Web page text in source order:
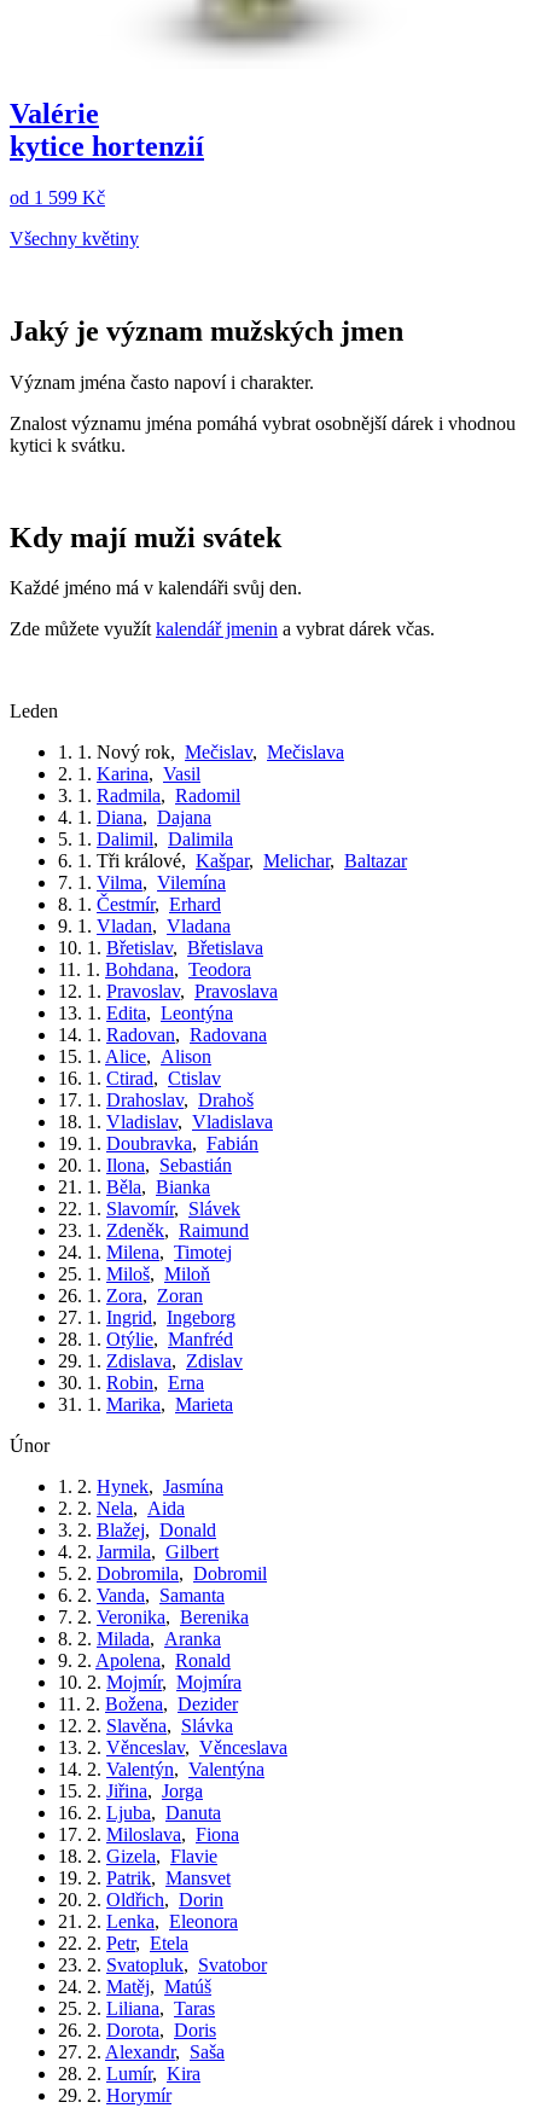
Valérie
kytice hortenzií
od 1 599 Kč
Všechny květiny
Jaký je význam mužských jmen
Význam jména často napoví i charakter.
Znalost významu jména pomáhá vybrat osobnější dárek i vhodnou
kytici k svátku.
Kdy mají muži svátek
Každé jméno má v kalendáři svůj den.
Zde můžete využítkalendář jmenin a vybrat dárek včas.
leden
1. 1. Nový rok, Mečislav, Mečislava
2. 1. Karina, Vasil
3. 1. Radmila, Radomil
4. 1. Diana, Dajana
5. 1. Dalimil, Dalimila
6. 1. Tři králové, Kašpar, Melichar, Baltazar
7. 1. Vilma, Vilemína
8. 1. Čestmír, Erhard
9. 1. Vladan, Vladana
10. 1. Břetislav, Břetislava
11. 1. Bohdana, Teodora
12. 1. Pravoslav, Pravoslava
13. 1. Edita, Leontýna
14. 1. Radovan, Radovana
15. 1. Alice, Alison
16. 1. Ctirad, Ctislav
17. 1. Drahoslav, Drahoš
18. 1. Vladislav, Vladislava
19. 1. Doubravka, Fabián
20. 1. Ilona, Sebastián
21. 1. Běla, Bianka
22. 1. Slavomír, Slávek
23. 1. Zdeněk, Raimund
24. 1. Milena, Timotej
25. 1. Miloš, Miloň
26. 1. Zora, Zoran
27. 1. Ingrid, Ingeborg
28. 1. Otýlie, Manfréd
29. 1. Zdislava, Zdislav
30. 1. Robin, Erna
31. 1. Marika, Marieta
únor
1. 2. Hynek, Jasmína
2. 2. Nela, Aida
3. 2. Blažej, Donald
4. 2. Jarmila, Gilbert
5. 2. Dobromila, Dobromil
6. 2. Vanda, Samanta
7. 2. Veronika, Berenika
8. 2. Milada, Aranka
9. 2. Apolena, Ronald
10. 2. Mojmír, Mojmíra
11. 2. Božena, Dezider
12. 2. Slavěna, Slávka
13. 2. Věnceslav, Věnceslava
14. 2. Valentýn, Valentýna
15. 2. Jiřina, Jorga
16. 2. Ljuba, Danuta
17. 2. Miloslava, Fiona
18. 2. Gizela, Flavie
19. 2. Patrik, Mansvet
20. 2. Oldřich, Dorin
21. 2. Lenka, Eleonora
22. 2. Petr, Etela
23. 2. Svatopluk, Svatobor
24. 2. Matěj, Matúš
25. 2. Liliana, Taras
26. 2. Dorota, Doris
27. 2. Alexandr, Saša
28. 2. Lumír, Kira
29. 2. Horymír